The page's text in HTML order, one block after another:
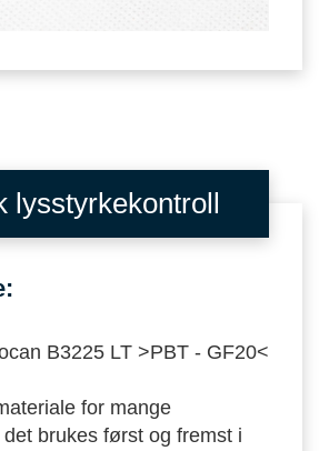
lysstyrkekontroll
B3225 LT >PBT - GF20<
for mange
brukes først og fremst i